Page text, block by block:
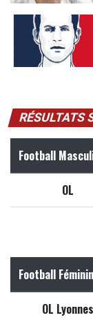
RÉSULTATS
Football
OL
Football
OL Lyonnes